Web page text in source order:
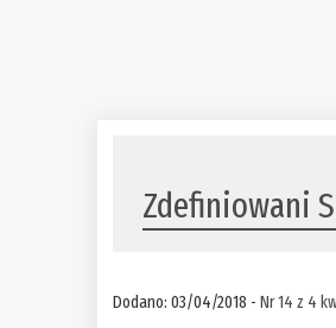
Zdefiniowani
Dodano: 03/04/2018 -Nr 14 z 4